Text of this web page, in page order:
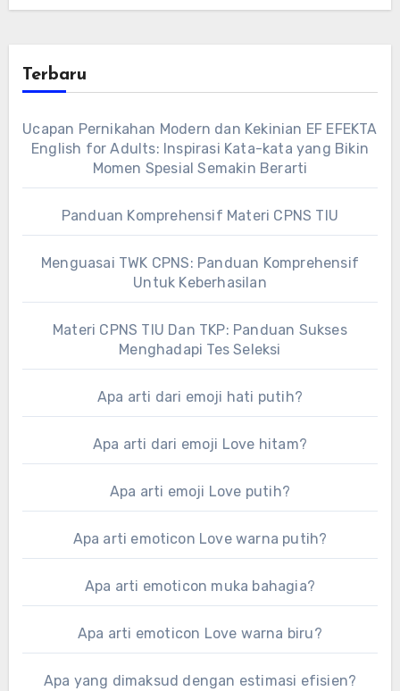
Terbaru
Ucapan Pernikahan Modern dan Kekinian EF EFEKTA
English for Adults: Inspirasi Kata-kata yang Bikin
Momen Spesial Semakin Berarti
Panduan Komprehensif Materi CPNS TIU
Menguasai TWK CPNS: Panduan Komprehensif
Untuk Keberhasilan
Materi CPNS TIU Dan TKP: Panduan Sukses
Menghadapi Tes Seleksi
Apa arti dari emoji hati putih?
Apa arti dari emoji Love hitam?
Apa arti emoji Love putih?
Apa arti emoticon Love warna putih?
Apa arti emoticon muka bahagia?
Apa arti emoticon Love warna biru?
Apa yang dimaksud dengan estimasi efisien?